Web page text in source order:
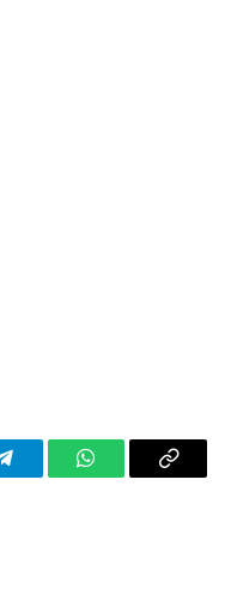
TelegramWhatsAppCopy